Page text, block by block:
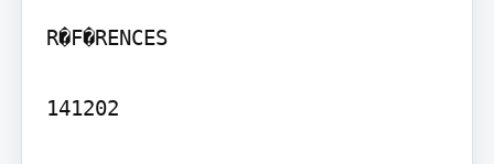
R�F�RENCES
141202